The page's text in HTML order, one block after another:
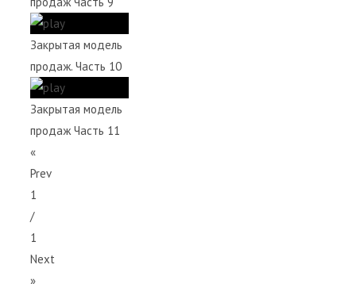
Закрытая модель
продаж. Часть 10
Закрытая модель
продаж Часть 11
«
Prev
1
/
1
Next
»